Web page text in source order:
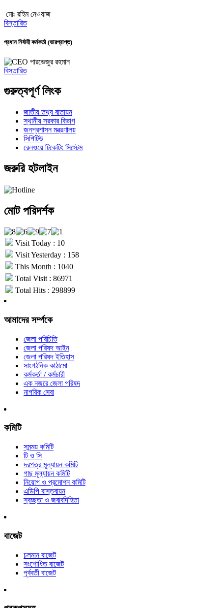
মোঃ রহিম নেওয়াজ
বিস্তারিত
প্রধান নির্বাহী কর্মকর্তা (ভারপ্রাপ্ত)
পারভেজুর রহমান
বিস্তারিত
গুরুত্বপূর্ণ লিংক
জাতীয় তথ্য বাতায়ন
স্থানীয় সরকার বিভাগ
জনপ্রশাসন মন্ত্রণালয়
সিপিটিউ
রেলওয়ে টিকেটিং সিস্টেম
জরুরি হটলাইন
মোট পরিদর্শক
Visit Today : 10
Visit Yesterday : 158
This Month : 1040
Total Visit : 86971
Total Hits : 298899
আমাদের সর্ম্পকে
জেলা পরিচিতি
জেলা পরিষদ আইন
জেলা পরিষদ ইতিহাস
সাংগঠনিক কাঠামো
কর্মকর্তা / কর্মচারী
এক নজরে জেলা পরিষদ
নাগরিক সেবা
কমিটি
সমন্ময় কমিটি
টি ও সি
দরপত্র মূল্যায়ন কমিটি
গাছ মূল্যায়ন কমিটি
নিয়োগ ও প্রমোশন কমিটি
এডিপি বাস্তবায়ন
স্বচ্ছতা ও জবাবদিহিতা
বাজেট
চলমান বাজেট
সংশোধিত বাজেট
পূর্ববর্তী বাজেট